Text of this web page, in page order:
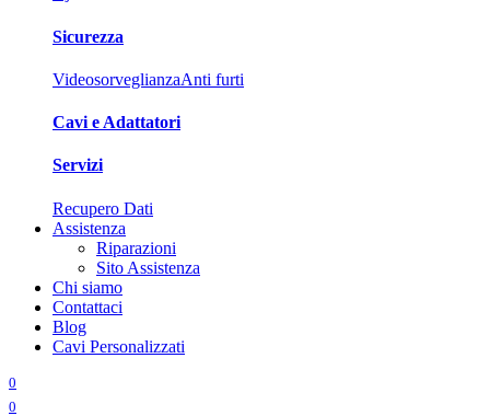
Sicurezza
VideosorveglianzaAnti furti
Cavi e Adattatori
Servizi
Recupero Dati
Assistenza
Riparazioni
Sito Assistenza
Chi siamo
Contattaci
Blog
Cavi Personalizzati
0
0